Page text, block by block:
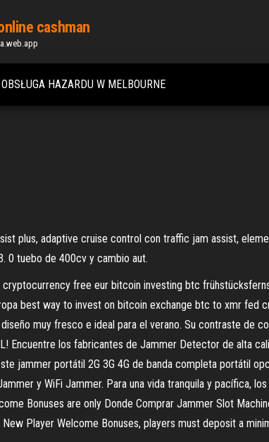
cashman
HAZARDU W MELBOURNE
plus, adaptive cruise control con traffic jam assist,
0 tuebo de 400cv y cambio aut.
free eur bitcoin investing btc
best way to invest on bitcoin exchange btc to xmr fed
muy fresco e ideal para el verano. Su contraste de
Encuentre los fabricantes de Jammer Detector de alta
jammer portátil 2G 3G 4G de banda completa portátil
y WiFi Jammer. Para una vida tranquila y pacífica,
Bonuses are only Donde Comprar Jammer Slot
Player Welcome Bonuses, players must deposit a